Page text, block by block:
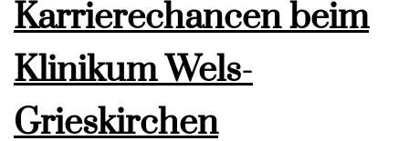
Karrierechancen beim
Klinikum Wels-
Grieskirchen